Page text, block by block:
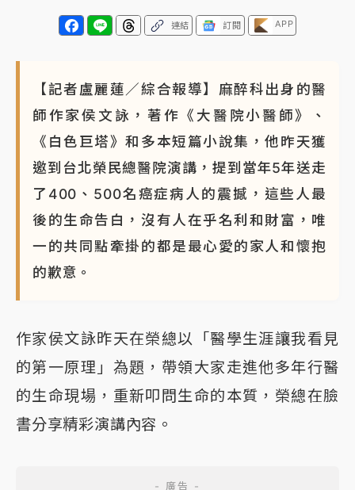
連結 訂閱 APP
【記者盧麗蓮／綜合報導】麻醉科出身的醫
師作家侯文詠，著作《大醫院小醫師》、
《白色巨塔》和多本短篇小說集，他昨天獲
邀到台北榮民總醫院演講，提到當年5年送走
了400、500名癌症病人的震撼，這些人最
後的生命告白，沒有人在乎名利和財富，唯
一的共同點牽掛的都是最心愛的家人和懷抱
的歉意。
作家侯文詠昨天在榮總以「醫學生涯讓我看見
的第一原理」為題，帶領大家走進他多年行醫
的生命現場，重新叩問生命的本質，榮總在臉
書分享精彩演講內容。